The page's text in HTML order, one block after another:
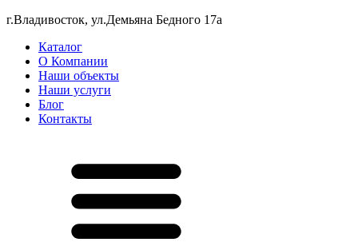
г.Владивосток, ул.Демьяна Бедного 17а
Каталог
О Компании
Наши объекты
Наши услуги
Блог
Контакты